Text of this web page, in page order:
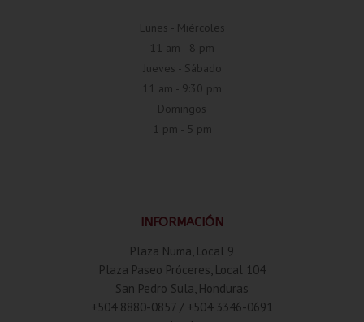
Lunes - Miércoles
11 am - 8 pm
Jueves - Sábado
11 am - 9:30 pm
Domingos
1 pm - 5 pm
INFORMACIÓN
Plaza Numa, Local 9
Plaza Paseo Próceres, Local 104
San Pedro Sula, Honduras
+504 8880-0857 / +504 3346-0691